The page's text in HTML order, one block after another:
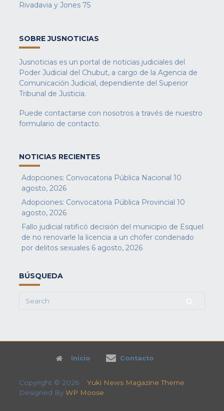
Rivadavia y Jones 75
SOBRE JUSNOTICIAS
Jusnoticias es un portal de noticias judiciales del
Poder Judicial del Chubut, a cargo de la Agencia de
Comunicación Judicial, dependiente del Superior
Tribunal de Justicia.
Puede contactarse con nosotros a través de nuestro
formulario de contacto.
NOTICIAS RECIENTES
Adopciones: Convocatoria Pública Nacional 10
agosto, 2026
Adopciones: Convocatoria Pública Provincial 10
agosto, 2026
Fallo judicial ratificó decisión del municipio de Esquel
de no renovarle la licencia a un chofer condenado
por delitos sexuales 6 agosto, 2026
BÚSQUEDA
Search
Inicio Contacto
Copyright © 2026 Yuki News Magazine Theme
Designed By WP Moose